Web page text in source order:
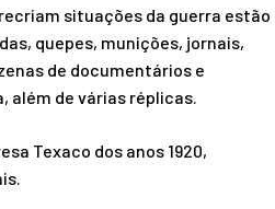
situações da guerra estão
quepes, munições, jornais,
de documentários e
além de várias réplicas.
Texaco dos anos 1920,